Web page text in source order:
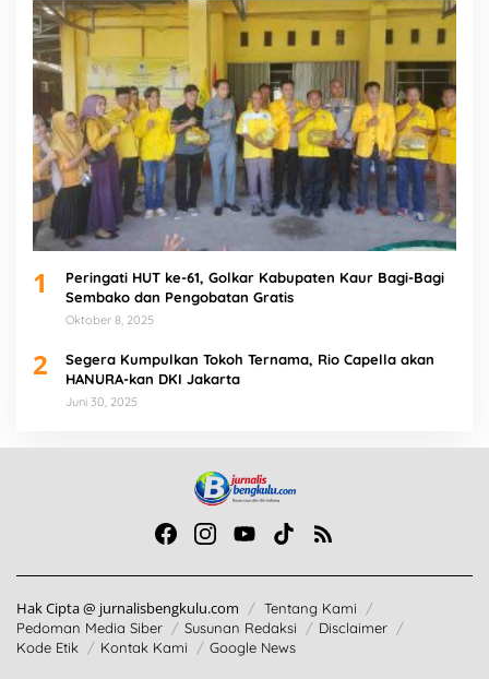
1
Peringati HUT ke-61, Golkar Kabupaten Kaur Bagi-Bagi
Sembako dan Pengobatan Gratis
Oktober 8, 2025
2
Segera Kumpulkan Tokoh Ternama, Rio Capella akan
HANURA-kan DKI Jakarta
Juni 30, 2025
Hak Cipta @ jurnalisbengkulu.com
Tentang Kami
Pedoman Media Siber
Susunan Redaksi
Disclaimer
Kode Etik
Kontak Kami Google News